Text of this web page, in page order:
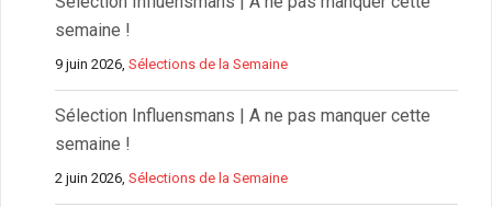
semaine !
9 juin 2026,Sélections de la Semaine
Sélection Influensmans | A ne pas manquer cette
semaine !
2 juin 2026,Sélections de la Semaine